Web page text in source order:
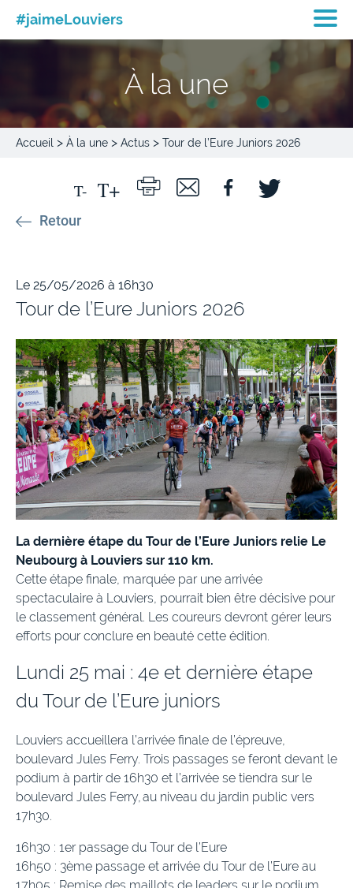
#jaimeLouviers
À la une
Accueil > À la une > Actus > Tour de l’Eure Juniors 2026
Retour
Le 25/05/2026 à 16h30
Tour de l’Eure Juniors 2026
La dernière étape du Tour de l’Eure Juniors relie Le
Neubourg à Louviers sur 110 km.
Cette étape finale, marquée par une arrivée
spectaculaire à Louviers, pourrait bien être décisive pour
le classement général. Les coureurs devront gérer leurs
efforts pour conclure en beauté cette édition.​
Lundi 25 mai : 4e et dernière étape
du Tour de l’Eure juniors
Louviers accueillera l’arrivée finale de l’épreuve,
boulevard Jules Ferry. Trois passages se feront devant le
podium à partir de 16h30 et l’arrivée se tiendra sur le
boulevard Jules Ferry, au niveau du jardin public vers
17h30.
16h30 : 1er passage du Tour de l’Eure
16h50 : 3ème passage et arrivée du Tour de l’Eure au